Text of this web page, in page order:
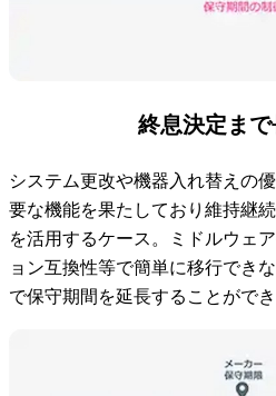
終息決定ま
システム更改や機器入れ替えの
要な機能を果たしており維持継
を活用するケース。ミドルウェ
ョン互換性等で簡単に移行でき
で保守期間を延長することができ